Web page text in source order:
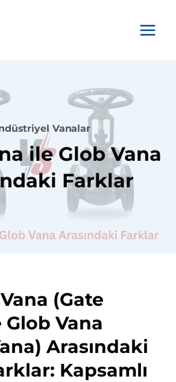
Vanalar
ile Glob Vana
Farklar
(Gate
Glob Vana
Arasındaki
Kapsamlı